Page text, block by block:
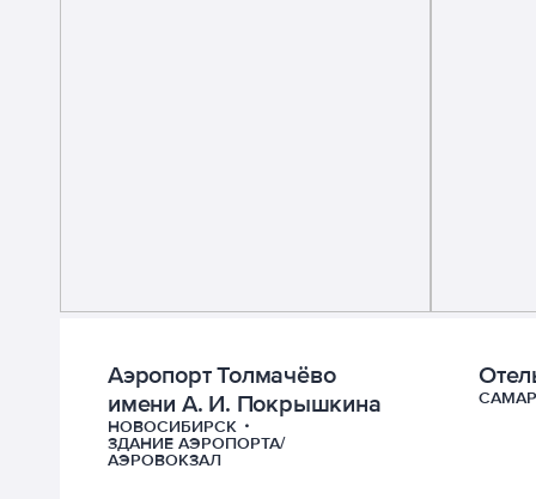
Аэропорт Толмачёво
имени А. И. Покрышкина
НОВОСИБИРСК
ЗДАНИЕ АЭРОПОРТА/
АЭРОВОКЗАЛ